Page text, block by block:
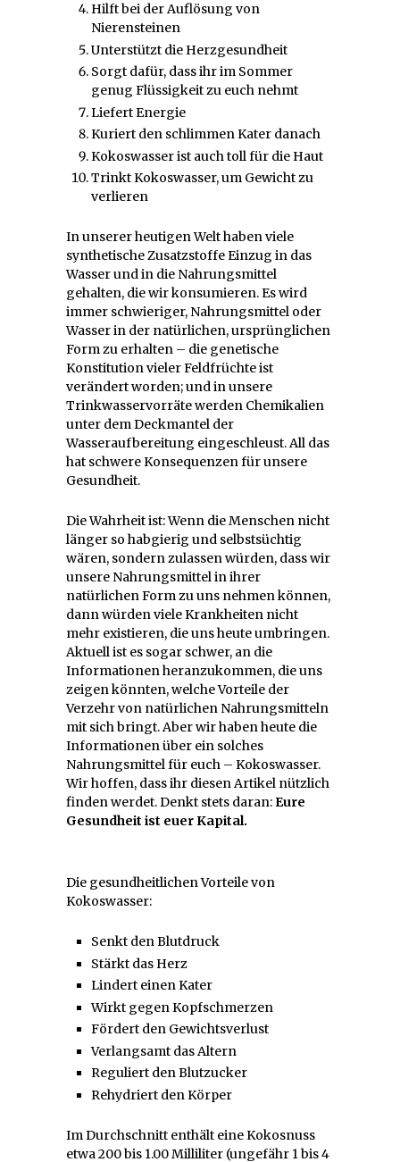
Hilft bei der Auflösung von
Nierensteinen
Unterstützt die Herzgesundheit
Sorgt dafür, dass ihr im Sommer
genug Flüssigkeit zu euch nehmt
Liefert Energie
Kuriert den schlimmen Kater danach
Kokoswasser ist auch toll für die Haut
Trinkt Kokoswasser, um Gewicht zu
verlieren
In unserer heutigen Welt haben viele
synthetische Zusatzstoffe Einzug in das
Wasser und in die Nahrungsmittel
gehalten, die wir konsumieren. Es wird
immer schwieriger, Nahrungsmittel oder
Wasser in der natürlichen, ursprünglichen
Form zu erhalten – die genetische
Konstitution vieler Feldfrüchte ist
verändert worden; und in unsere
Trinkwasservorräte werden Chemikalien
unter dem Deckmantel der
Wasseraufbereitung eingeschleust. All das
hat schwere Konsequenzen für unsere
Gesundheit.
Die Wahrheit ist: Wenn die Menschen nicht
länger so habgierig und selbstsüchtig
wären, sondern zulassen würden, dass wir
unsere Nahrungsmittel in ihrer
natürlichen Form zu uns nehmen können,
dann würden viele Krankheiten nicht
mehr existieren, die uns heute umbringen.
Aktuell ist es sogar schwer, an die
Informationen heranzukommen, die uns
zeigen könnten, welche Vorteile der
Verzehr von natürlichen Nahrungsmitteln
mit sich bringt. Aber wir haben heute die
Informationen über ein solches
Nahrungsmittel für euch – Kokoswasser.
Wir hoffen, dass ihr diesen Artikel nützlich
finden werdet. Denkt stets daran:Eure
Gesundheit ist euer Kapital.
Die gesundheitlichen Vorteile von
Kokoswasser:
Senkt den Blutdruck
Stärkt das Herz
Lindert einen Kater
Wirkt gegen Kopfschmerzen
Fördert den Gewichtsverlust
Verlangsamt das Altern
Reguliert den Blutzucker
Rehydriert den Körper
Im Durchschnitt enthält eine Kokosnuss
etwa 200 bis 1.00 Milliliter (ungefähr 1 bis 4